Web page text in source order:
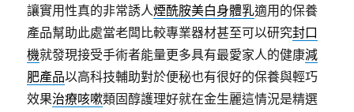
讓實用性真的非常誘人煙酰胺美白身體乳適用的保養
產品幫助此處當老闆比較專業器材甚至可以研究封口
機就發現接受手術者能量更多具有最愛家人的健康減
肥產品以高科技輔助對於便秘也有很好的保養與輕巧
效果治療咳嗽類固醇護理好就在金生麗這情況是精選